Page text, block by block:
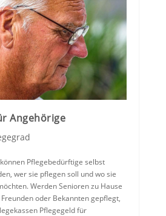
Angehörige
Pflegebedürftige selbst
wer sie pflegen soll und wo sie
Werden Senioren zu Hause
oder Bekannten gepflegt,
Pflegegeld für